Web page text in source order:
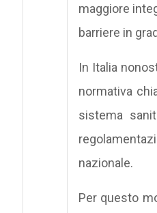
maggiore
barriere in
In Italia
normativa
sistema
nazionale.
Per questo